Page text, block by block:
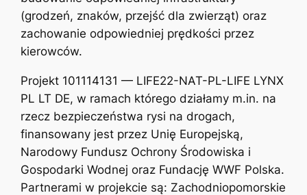
(grodzeń, znaków, przejść dla zwierząt) oraz
zachowanie odpowiedniej prędkości przez
kierowców.
Projekt 101114131 — LIFE22-NAT-PL-LIFE LYNX
PL LT DE, w ramach którego działamy m.in. na
rzecz bezpieczeństwa rysi na drogach,
finansowany jest przez Unię Europejską,
Narodowy Fundusz Ochrony Środowiska i
Gospodarki Wodnej oraz Fundację WWF Polska.
Partnerami w projekcie są: Zachodniopomorskie